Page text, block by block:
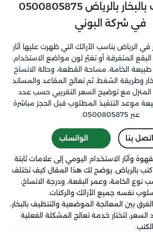
تنظيف كنب بالبخار بالرياض 0500805875
في شركة البوني
في الرياض يناسب الأرائك التي ظهرت عليها آثار
المتفرقة أو تغيّر لون مواضع الاستخدام.
الخامة، مساحة القطعة، وحالة الاتساخ
وطريقة الشفط، ثم تعالج المقاعد والمساند
مع توضيح السعر التقريبي حسب عدد
موعد التنفيذ المطلوب قبل الحجز مباشرة
عبر 0500805875.
اتصل بنا الواتساب
وآثار الاستخدام اليومي إلى علامات ثابتة
بالرياض. يوضح لك هذا المقال كيف تختلف
الخامة، وعمر البقعة، ودرجة الاتساخ،
نفسه جميع الأرائك والركنات.
بين المعالجة الموضعية والتنظيف بالبخار،
السعر، لتختار خدمة تعالج المشكلة الفعلية